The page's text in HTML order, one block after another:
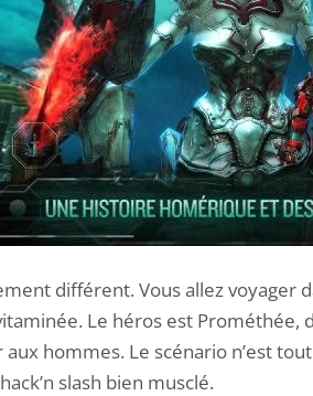
différent. Vous allez voyager
Le héros est Prométhée,
hommes. Le scénario n’est
slash bien musclé.